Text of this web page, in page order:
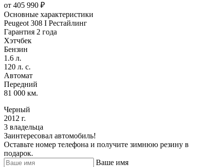
от 405 990 ₽
Основные характеристики
Peugeot 308 I Рестайлинг
Гарантия 2 года
Хэтчбек
Бензин
1.6 л.
120 л. с.
Автомат
Передний
81 000 км.
Черный
2012 г.
3 владельца
Заинтересовал автомобиль!
Оставьте номер телефона и получите зимнюю резину в
подарок.
Ваше имя